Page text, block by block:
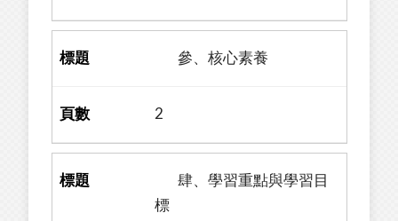
參、核心素養
2
肆、學習重點與學習目
標